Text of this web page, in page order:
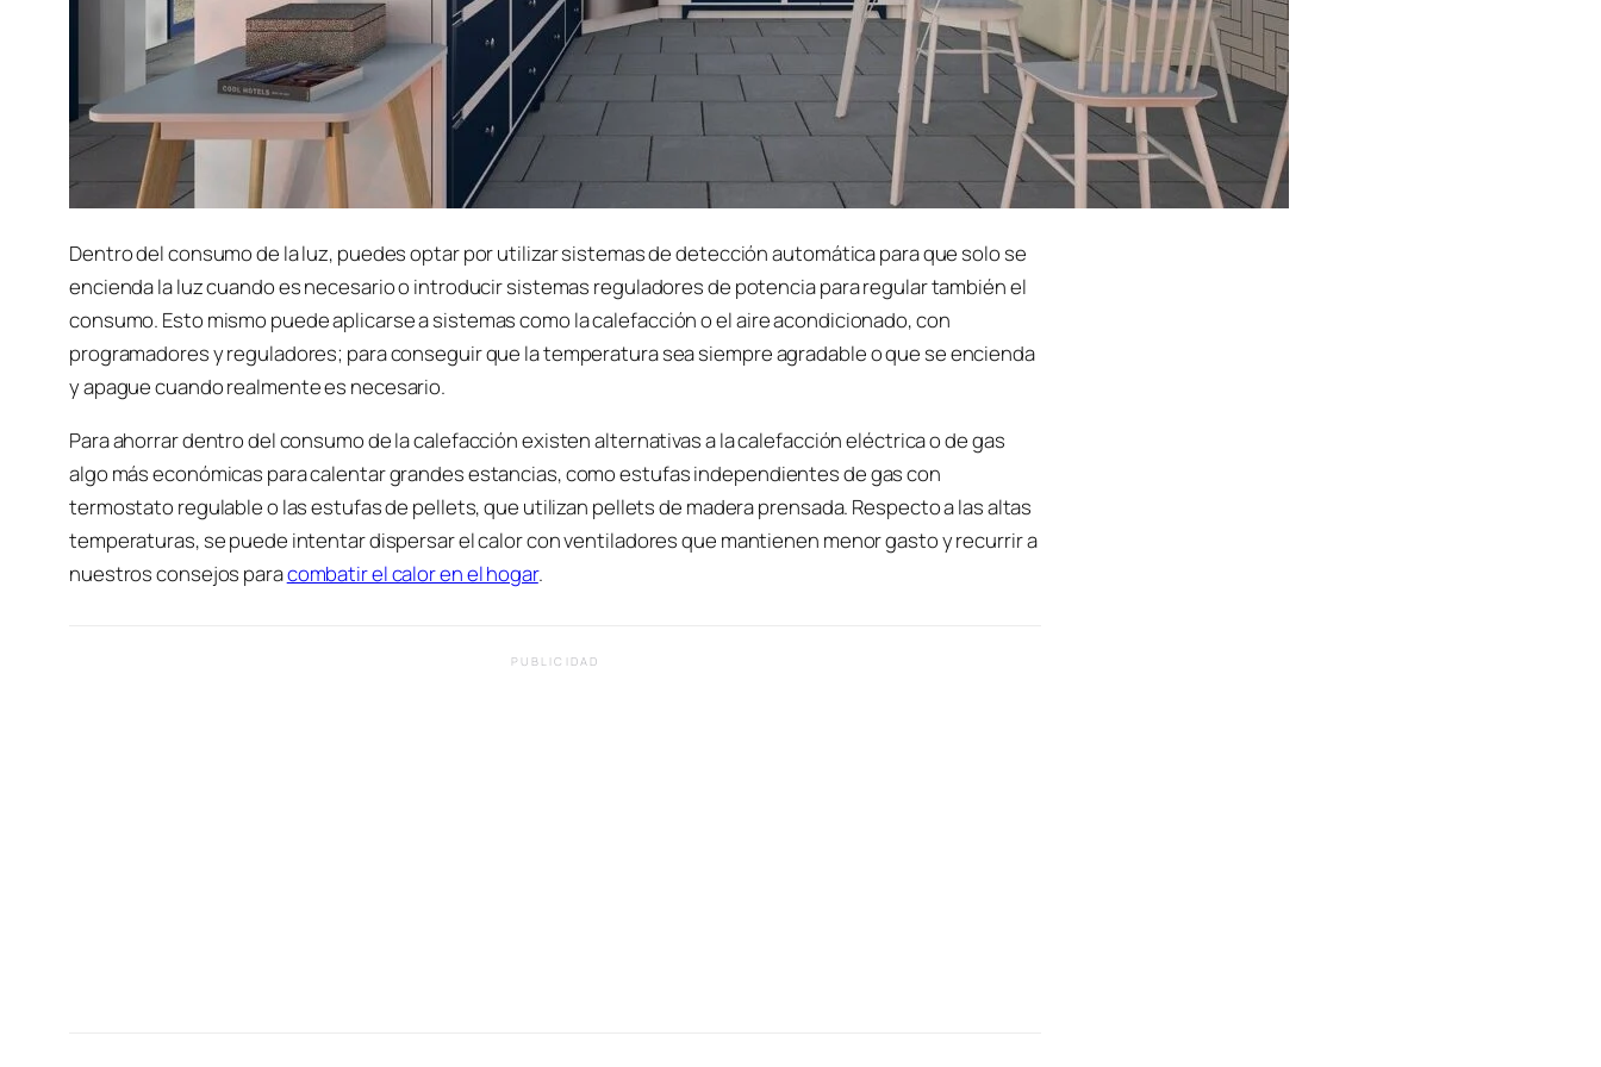
Dentro del consumo de la luz, puedes optar por utilizar sistemas de detección automática para que solo se
encienda la luz cuando es necesario o introducir sistemas reguladores de potencia para regular también el
consumo. Esto mismo puede aplicarse a sistemas como la calefacción o el aire acondicionado, con
programadores y reguladores; para conseguir que la temperatura sea siempre agradable o que se encienda
y apague cuando realmente es necesario.
Para ahorrar dentro del consumo de la calefacción existen alternativas a la calefacción eléctrica o de gas
algo más económicas para calentar grandes estancias, como estufas independientes de gas con
termostato regulable o las estufas de pellets, que utilizan pellets de madera prensada. Respecto a las altas
temperaturas, se puede intentar dispersar el calor con ventiladores que mantienen menor gasto y recurrir a
nuestros consejos paracombatir el calor en el hogar.
PUBLICIDAD